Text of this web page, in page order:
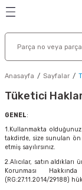
Anasayfa Sayfalar
Tüketici
GENEL:
1.Kullanmakta
takdirde, size sunulan
etmiş sayılırsınız.
2.Alıcılar, satın
Korunması
(RG:27.11.2014/29188)